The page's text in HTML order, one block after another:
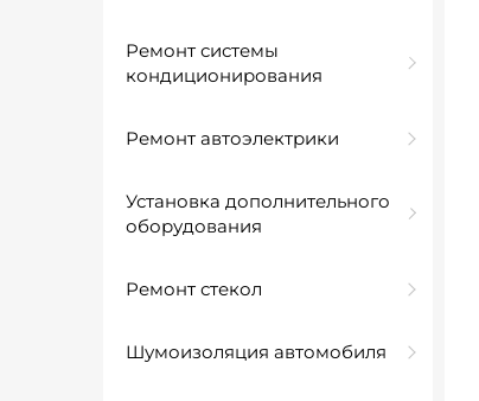
Ремонт системы
кондиционирования
Ремонт автоэлектрики
Установка дополнительного
оборудования
Ремонт стекол
Шумоизоляция автомобиля